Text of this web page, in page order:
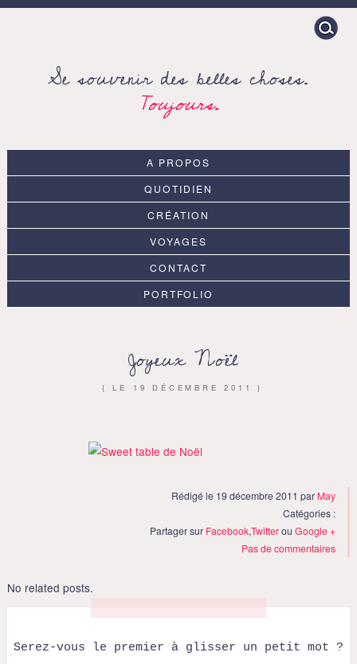
Search
for:
Se souvenir des belles choses.
Toujours.
A PROPOS
QUOTIDIEN
CRÉATION
VOYAGES
CONTACT
PORTFOLIO
Joyeux Noël
{ LE 19 DÉCEMBRE 2011 }
Rédigé le 19 décembre 2011 par May
Catégories :
Partager sur Facebook,TwitterouGoogle +
Pas de commentaires
No related posts.
Serez-vous le premier à glisser un petit mot ?